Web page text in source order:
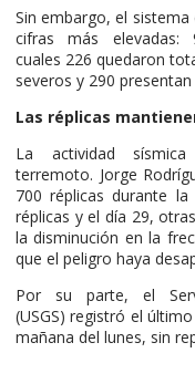
Sin embargo, el
cifras más elevadas:
cuales 226 quedaron
severos y 290
Las réplicas
La actividad
terremoto. Jorge
700 réplicas durante
réplicas y el día 29,
la disminución en la
que el peligro haya
Por su parte, el
(USGS) registró el
mañana del lunes, sin